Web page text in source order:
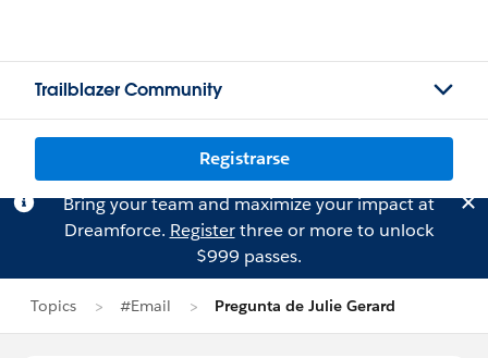
Trailblazer Community
Registrarse
Bring your team and maximize your impact at
Dreamforce. Registerthree or more to unlock
$999 passes.
Topics #Email Pregunta de Julie Gerard